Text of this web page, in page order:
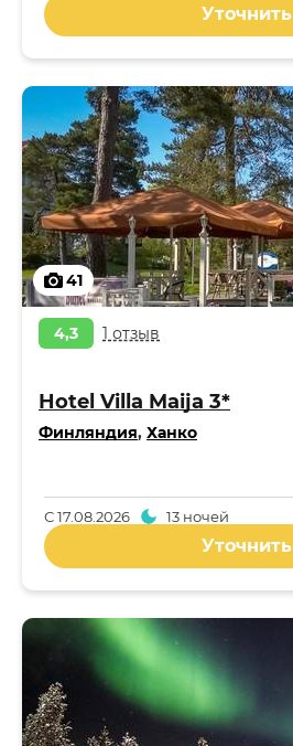
Уточнить
41
4,3 1 отзыв
Hotel Villa Maija 3*
Финляндия, Ханко
С17.08.2026 13 ночей
Уточнить